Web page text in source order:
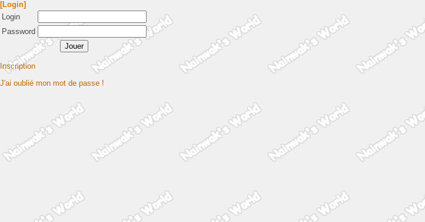
[Login]
Login
Password
Inscription
J'ai oublié mon mot de passe !